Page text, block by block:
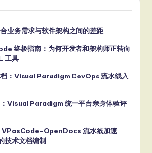
业务需求与软件架构之间的差距
终极指南：为何开发者和架构师正转向
工具
档：Visual Paradigm DevOps 流水线入
Visual Paradigm 统一平台亲身体验评
VPasCode-OpenDocs 流水线加速
技术文档编制